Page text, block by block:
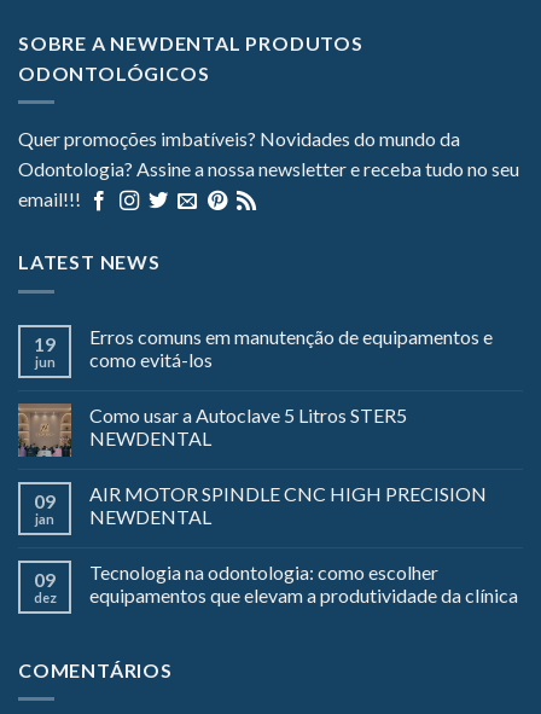
SOBRE A NEWDENTAL PRODUTOS
ODONTOLÓGICOS
Quer promoções imbatíveis? Novidades do mundo da
Odontologia? Assine a nossa newsletter e receba tudo no seu
email!!!
LATEST NEWS
19
jun
Erros comuns em manutenção de equipamentos e
como evitá-los
Como usar a Autoclave 5 Litros STER5
NEWDENTAL
09
jan
AIR MOTOR SPINDLE CNC HIGH PRECISION
NEWDENTAL
09
dez
Tecnologia na odontologia: como escolher
equipamentos que elevam a produtividade da clínica
COMENTÁRIOS